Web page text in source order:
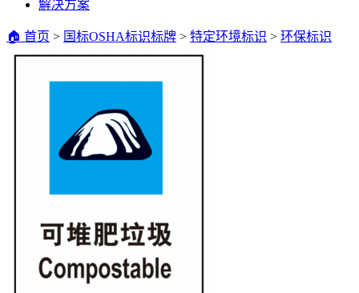
解决方案
🏠 首页 > 国标OSHA标识标牌 > 特定环境标识 > 环保标识